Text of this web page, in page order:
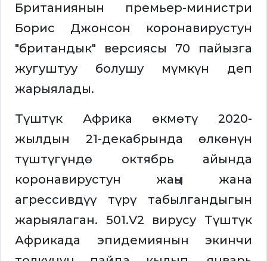
Британиянын премьер-министри
Борис Джонсон коронавирустун
"британдык" версиясы 70 пайызга
жугуштуу болушу мүмкүн деп
жарыялады.
Түштүк Африка өкмөтү 2020-
жылдын 21-декабрында өлкөнүн
түштүгүндө октябрь айында
коронавирустун жаңы жана
агрессивдүү түрү табылгандыгын
жарыялаган. 501.V2 вирусу Түштүк
Африкада эпидемиянын экинчи